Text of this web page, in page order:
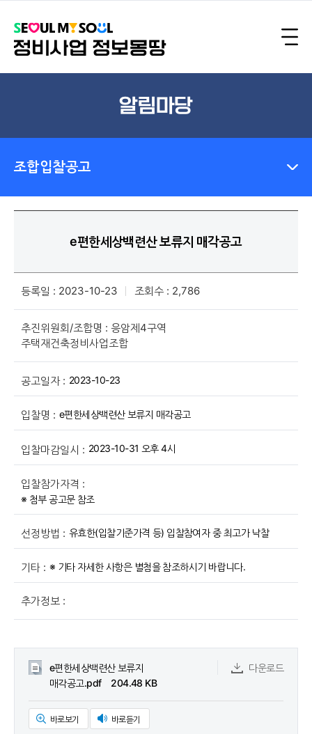
알림마당
조합입찰공고
e편한세상백련산 보류지 매각공고
등록일 : 2023-10-23 조회수 : 2,786
추진위원회/조합명 : 응암제4구역
주택재건축정비사업조합
공고일자 : 2023-10-23
입찰명 : e편한세상백련산 보류지 매각공고
입찰마감일시 : 2023-10-31 오후 4시
입찰참가자격 :
※ 첨부 공고문 참조
선정방법 : 유효한(입찰기준가격 등) 입찰참여자 중 최고가 낙찰
기타 : ※ 기타 자세한 사항은 별첨을 참조하시기 바랍니다.
추가정보 :
e편한세상백련산 보류지
매각공고.pdf 204.48 KB
다운로드
바로보기 바로듣기